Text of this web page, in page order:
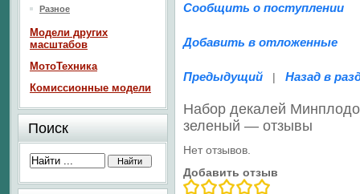
Сообщить о поступлении
Добавить в отложенные
Предыдущий | Назад в
Набор декалей
зеленый — отзывы
Нет отзывов.
Добавить отзыв
Разное
Модели других
масштабов
МотоТехника
Комиссионные модели
Поиск